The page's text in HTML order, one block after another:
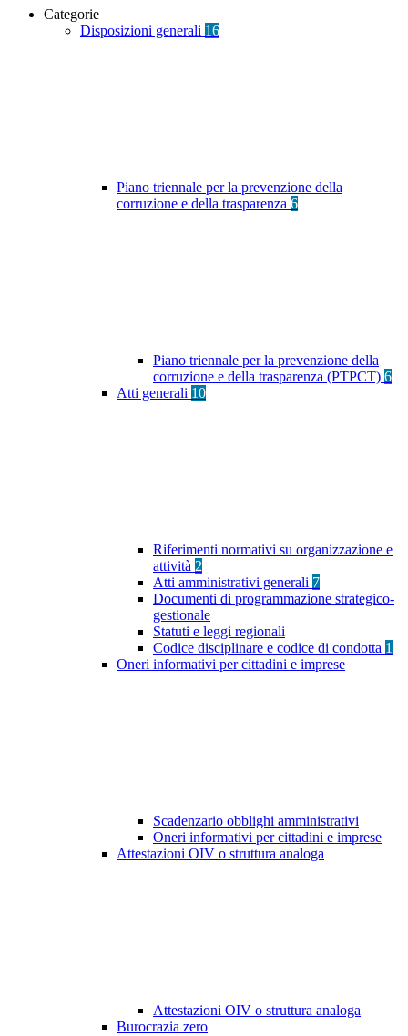
Categorie
Disposizioni generali 16
Piano triennale per la prevenzione della
corruzione e della trasparenza 6
Piano triennale per la prevenzione della
corruzione e della trasparenza (PTPCT) 6
Atti generali 10
Riferimenti normativi su organizzazione e
attività 2
Atti amministrativi generali 7
Documenti di programmazione strategico-
gestionale
Statuti e leggi regionali
Codice disciplinare e codice di condotta 1
Oneri informativi per cittadini e imprese
Scadenzario obblighi amministrativi
Oneri informativi per cittadini e imprese
Attestazioni OIV o struttura analoga
Attestazioni OIV o struttura analoga
Burocrazia zero